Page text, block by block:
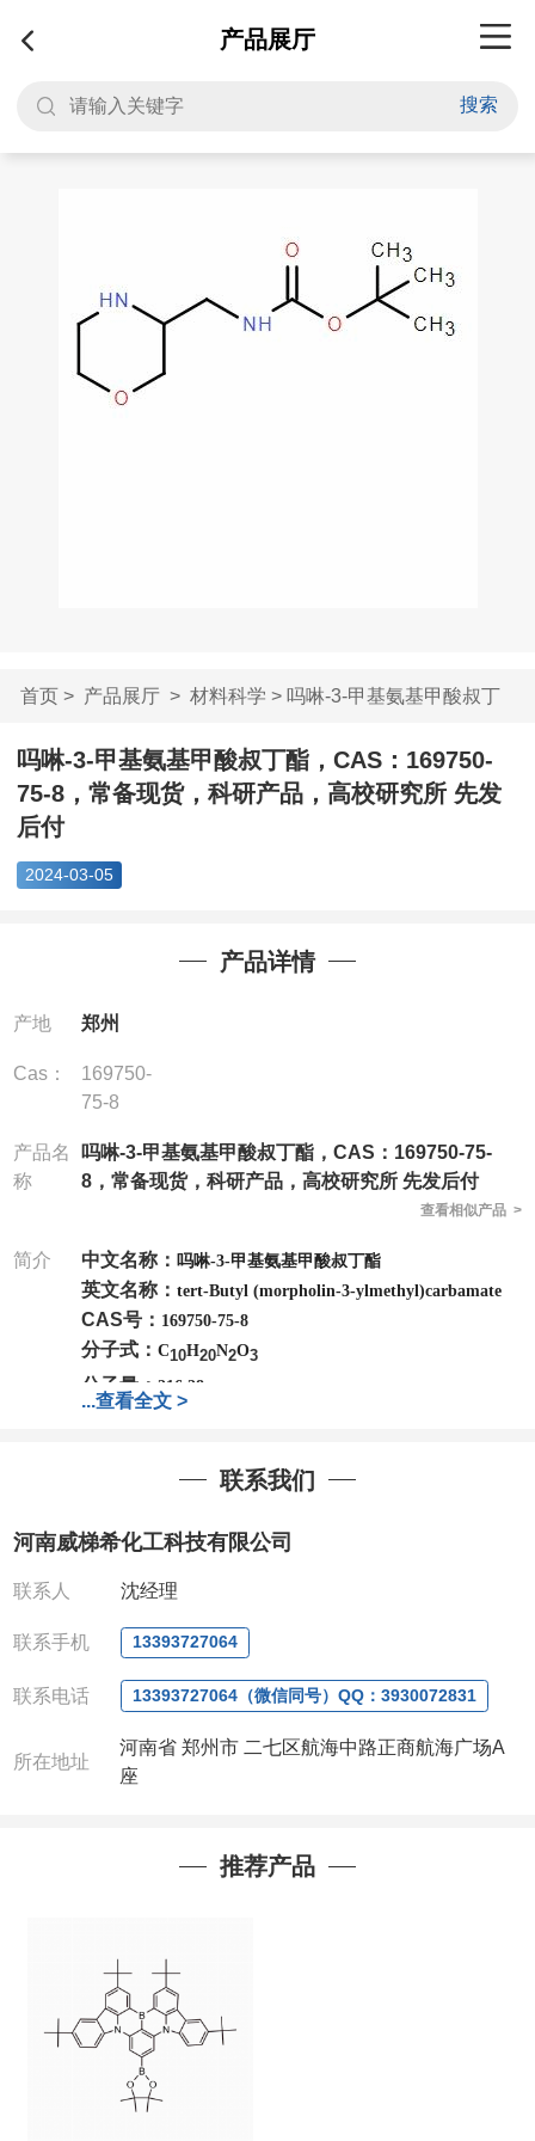
产品展厅
搜索
首页> 产品展厅> 材料科学 > 吗啉-3-甲基氨基甲酸叔丁
酯，C...
吗啉-3-甲基氨基甲酸叔丁酯，CAS：169750-
75-8，常备现货，科研产品，高校研究所 先发
后付
2024-03-05
产品详情
产地 郑州
Cas：
169750-
75-8
产品名
称
吗啉-3-甲基氨基甲酸叔丁酯，CAS：169750-75-
8，常备现货，科研产品，高校研究所 先发后付
查看相似产品 >
简介 中文名称： 吗啉-3-甲基氨基甲酸叔丁酯
英文名称： tert-Butyl (morpholin-3-ylmethyl)carbamate
CAS号： 169750-75-8
分子式： C10H20N2O3
分子量： 216.28
公司 拥有一批长期从事精细化学品开发和生产的高级
店铺内只有部分产品，如需其他产品也可咨询定制！
联系人：杨经理
电话 :13393727064/0371-63377391
微信：13393727064
公司对高校和国家科研机构可以先发货和开票后再付
系。出现质量问题，全额退款，并承担所有运费，欢
议
产品质量好
...查看全文 >
联系我们
河南威梯希化工科技有限公司
联系人 沈经理
联系手机 13393727064
联系电话 13393727064（微信同号）QQ：3930072831
所在地址
河南省 郑州市 二七区航海中路正商航海广场A
座
推荐产品